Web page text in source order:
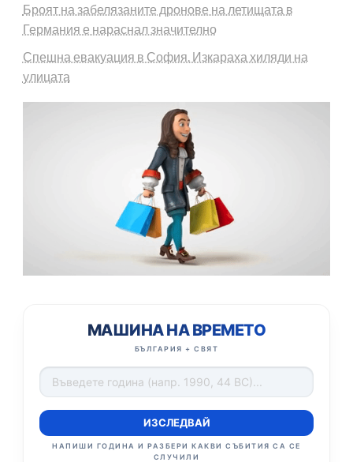
Броят на забелязаните дронове на летищата в
Германия е нараснал значително
Спешна евакуация в София. Изкараха хиляди на
улицата
МАШИНА НА ВРЕМЕТО
БЪЛГАРИЯ + СВЯТ
ИЗСЛЕДВАЙ
НАПИШИ ГОДИНА И РАЗБЕРИ КАКВИ СЪБИТИЯ СА СЕ
СЛУЧИЛИ